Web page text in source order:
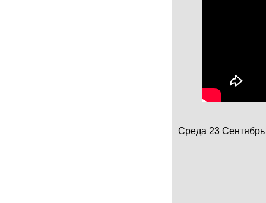
Среда 23